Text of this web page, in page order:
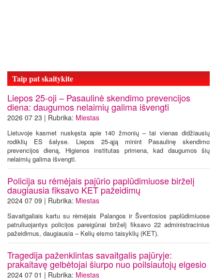
Taip pat skaitykite
Liepos 25-oji – Pasaulinė skendimo prevencijos
diena: daugumos nelaimių galima išvengti
2026 07 23 | Rubrika: Miestas
Lietuvoje kasmet nuskęsta apie 140 žmonių – tai vienas didžiausių
rodiklių ES šalyse. Liepos 25-ąją minint Pasaulinę skendimo
prevencijos dieną, Higienos institutas primena, kad daugumos šių
nelaimių galima išvengti.
Policija su rėmėjais pajūrio paplūdimiuose birželį
daugiausia fiksavo KET pažeidimų
2024 07 09 | Rubrika: Miestas
Savaitgaliais kartu su rėmėjais Palangos ir Šventosios paplūdimiuose
patruliuojantys policijos pareigūnai birželį fiksavo 22 administracinius
pažeidimus, daugiausia – Kelių eismo taisyklių (KET).
Tragedija paženklintas savaitgalis pajūryje:
prakaitavę gelbėtojai šiurpo nuo poilsiautojų elgesio
2024 07 01 | Rubrika: Miestas